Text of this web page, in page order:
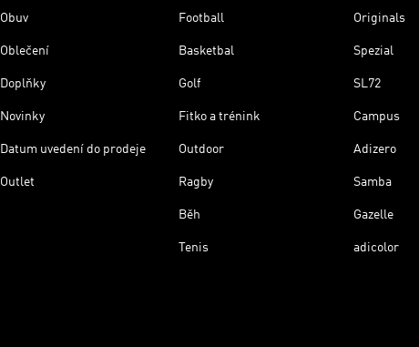
Obuv
Oblečení
Doplňky
Novinky
Datum uvedení do prodeje
Outlet
Football
Basketbal
Golf
Fitko a trénink
Outdoor
Ragby
Běh
Tenis
Originals
Spezial
SL72
Campus
Adizero
Samba
Gazelle
adicolor